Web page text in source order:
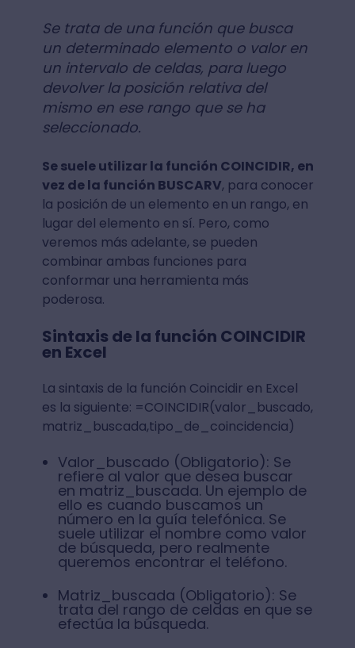
Se trata de una función que busca
un determinado elemento o valor en
un intervalo de celdas, para luego
devolver la posición relativa del
mismo en ese rango que se ha
seleccionado.
Se suele utilizar la función COINCIDIR, en
vez de la función BUSCARV, para conocer
la posición de un elemento en un rango, en
lugar del elemento en sí. Pero, como
veremos más adelante, se pueden
combinar ambas funciones para
conformar una herramienta más
poderosa.
Sintaxis de la función COINCIDIR
en Excel
La sintaxis de la función Coincidir en Excel
es la siguiente: =COINCIDIR(valor_buscado,
matriz_buscada,tipo_de_coincidencia)
Valor_buscado (Obligatorio): Se
refiere al valor que desea buscar
en matriz_buscada. Un ejemplo de
ello es cuando buscamos un
número en la guía telefónica. Se
suele utilizar el nombre como valor
de búsqueda, pero realmente
queremos encontrar el teléfono.
Matriz_buscada (Obligatorio): Se
trata del rango de celdas en que se
efectúa la búsqueda.